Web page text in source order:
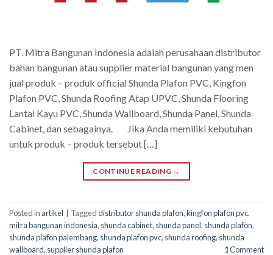
PT. Mitra Bangunan Indonesia adalah perusahaan distributor
bahan bangunan atau supplier material bangunan yang men
jual produk – produk official Shunda Plafon PVC, Kingfon
Plafon PVC, Shunda Roofing Atap UPVC, Shunda Flooring
Lantai Kayu PVC, Shunda Wallboard, Shunda Panel, Shunda
Cabinet, dan sebagainya. Jika Anda memiliki kebutuhan
untuk produk – produk tersebut […]
CONTINUE READING →
Posted in artikel Taggeddistributor shunda plafon,kingfon plafon pvc,
mitra bangunan indonesia, shunda cabinet, shunda panel, shunda plafon,
shunda plafon palembang, shunda plafon pvc, shunda roofing, shunda
wallboard, supplier shunda plafon 1Comment